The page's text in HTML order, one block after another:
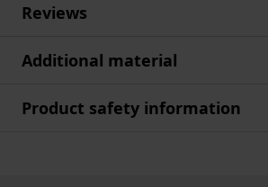
Reviews
Additional material
Product safety information